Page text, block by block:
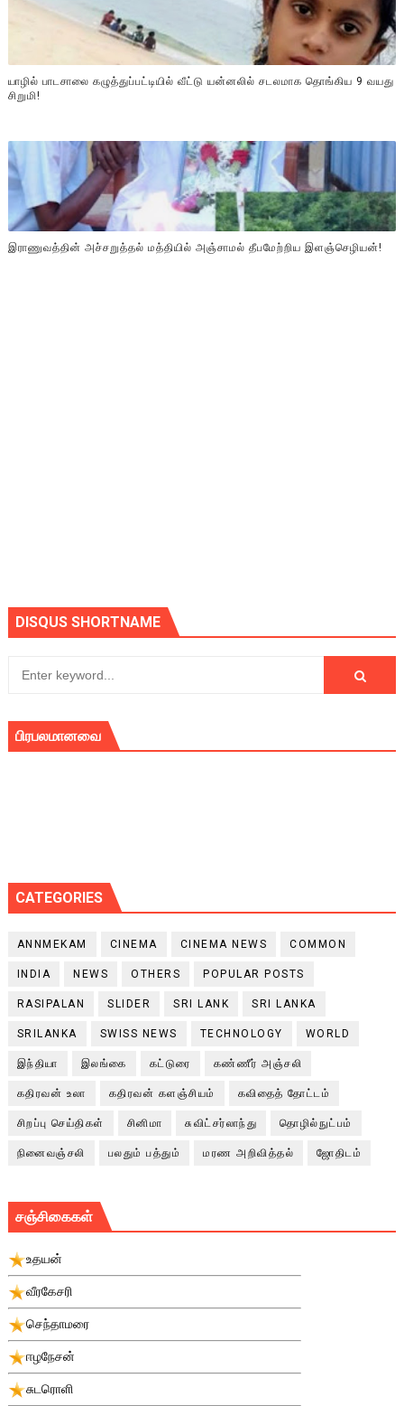
யாழில் பாடசாலை கழுத்துப்பட்டியில் வீட்டு யன்னலில் சடலமாக தொங்கிய 9 வயது
சிறுமி!
இராணுவத்தின் அச்சறுத்தல் மத்தியில் அஞ்சாமல் தீபமேற்றிய இளஞ்செழியன்!
DISQUS SHORTNAME
பிரபலமானவை
CATEGORIES
ANNMEKAM CINEMA CINEMA NEWS COMMON
INDIA NEWS OTHERS POPULAR POSTS
RASIPALAN SLIDER SRI LANK SRI LANKA
SRILANKA SWISS NEWS TECHNOLOGY WORLD
இந்தியா இலங்கை கட்டுரை கண்ணீர் அஞ்சலி
கதிரவன் உலா கதிரவன் களஞ்சியம் கவிதைத் தோட்டம்
சிறப்பு செய்திகள் சினிமா சுவிட்சர்லாந்து தொழில்நுட்பம்
நினைவஞ்சலி பலதும் பத்தும் மரண அறிவித்தல் ஜோதிடம்
சஞ்சிகைகள்
உதயன்
வீரகேசரி
செந்தாமரை
ஈழநேசன்
சுடரொளி